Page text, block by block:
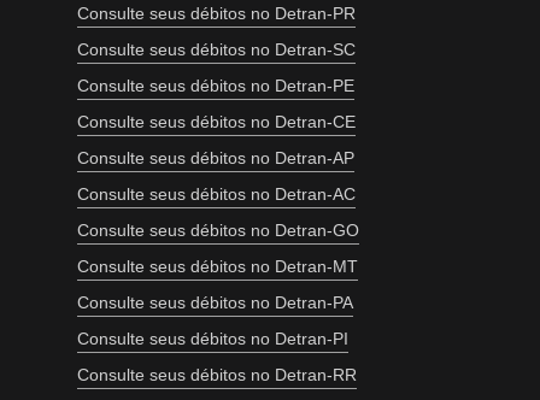
Consulte seus débitos no Detran-PR
Consulte seus débitos no Detran-SC
Consulte seus débitos no Detran-PE
Consulte seus débitos no Detran-CE
Consulte seus débitos no Detran-AP
Consulte seus débitos no Detran-AC
Consulte seus débitos no Detran-GO
Consulte seus débitos no Detran-MT
Consulte seus débitos no Detran-PA
Consulte seus débitos no Detran-PI
Consulte seus débitos no Detran-RR